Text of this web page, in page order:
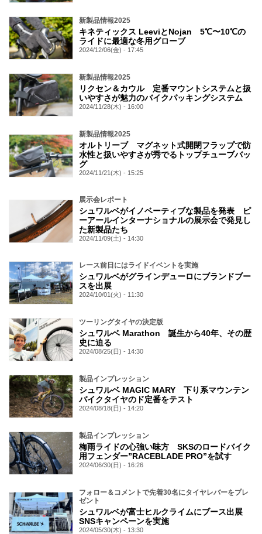
新製品情報2025
キネティックス LeeviとNojan 5℃〜10℃の
ライドに最適な冬用グローブ
2024/12/06(金) - 17:45
新製品情報2025
リクセン＆カウル 定番マウントシステムと扱
いやすさが魅力のバイクパッキングシステム
2024/11/28(木) - 16:00
新製品情報2025
オルトリーブ マグネット式開閉フラップで防
水性と扱いやすさが秀でるトップチューブバッ
グ
2024/11/21(木) - 15:25
展示会レポート
シュワルベがイノベーティブな製品を発表 ピ
ーアールインターナショナルの展示会で発見し
た新製品たち
2024/11/09(土) - 14:30
レース前日にはライドイベントを実施
シュワルベがグラインデューロにブランドブー
スを出展
2024/10/01(火) - 11:30
ツーリングタイヤの決定版
シュワルベ Marathon 誕生から40年、その歴
史に迫る
2024/08/25(日) - 14:30
製品インプレッション
シュワルベ MAGIC MARY 下り系マウンテン
バイクタイヤのド定番をテスト
2024/08/18(日) - 14:20
製品インプレッション
梅雨ライドの心強い味方 SKSのロードバイク
用フェンダー”RACEBLADE PRO”を試す
2024/06/30(日) - 16:26
フォロー＆コメントで先着30名にタイヤレバーをプレ
ゼント
シュワルベが富士ヒルクライムにブース出展
SNSキャンペーンを実施
2024/05/30(木) - 13:30